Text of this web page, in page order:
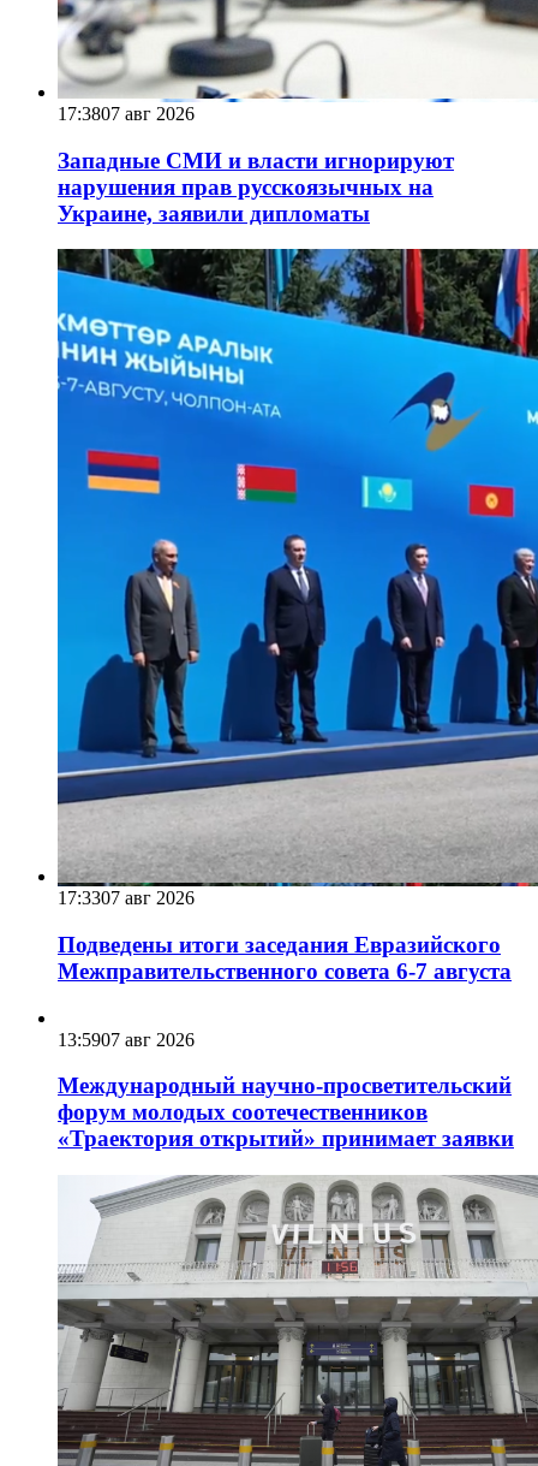
17:3807 авг 2026
Западные СМИ и власти игнорируют
нарушения прав русскоязычных на
Украине, заявили дипломаты
17:3307 авг 2026
Подведены итоги заседания Евразийского
Межправительственного совета 6-7 августа
13:5907 авг 2026
Международный научно-просветительский
форум молодых соотечественников
«Траектория открытий» принимает заявки